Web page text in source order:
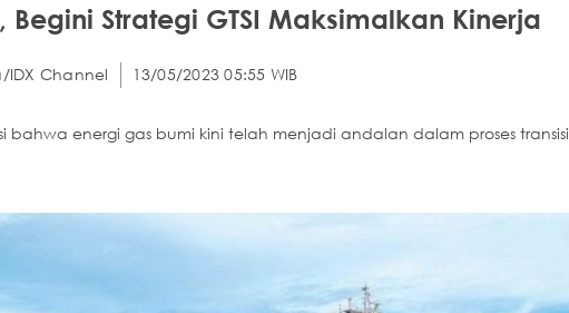
Begini Strategi GTSI Maksimalkan Kinerja
IDX Channel 13/05/2023 05:55 WIB
bahwa energi gas bumi kini telah menjadi andalan dalam proses transisi